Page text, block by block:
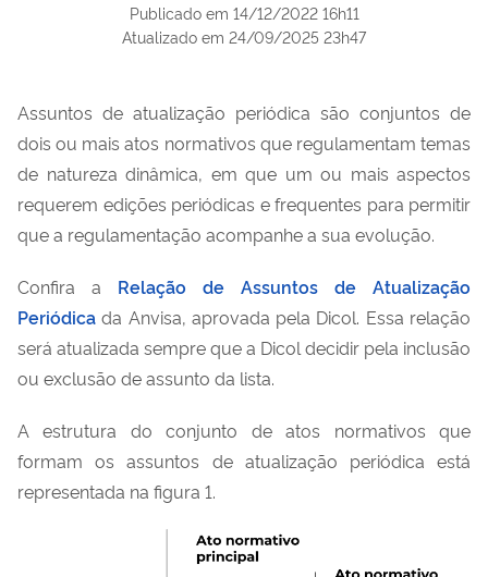
Publicado em 14/12/2022 16h11
Atualizado em 24/09/2025 23h47
Assuntos de atualização periódica são conjuntos de
dois ou mais atos normativos que regulamentam temas
de natureza dinâmica, em que um ou mais aspectos
requerem edições periódicas e frequentes para permitir
que a regulamentação acompanhe a sua evolução.
Confira a Relação de Assuntos de Atualização
Periódica da Anvisa, aprovada pela Dicol. Essa relação
será atualizada sempre que a Dicol decidir pela inclusão
ou exclusão de assunto da lista.
A estrutura do conjunto de atos normativos que
formam os assuntos de atualização periódica está
representada na figura 1.